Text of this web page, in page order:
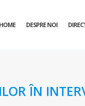
HOME DESPRE NOI
ÎN